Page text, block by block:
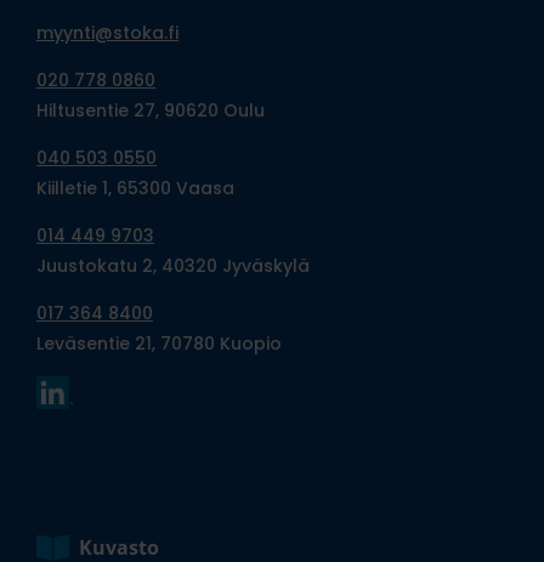
myynti@stoka.fi
020 778 0860
Hiltusentie 27, 90620 Oulu
040 503 0550
Kiilletie 1, 65300 Vaasa
014 449 9703
Juustokatu 2, 40320 Jyväskylä
017 364 8400
Leväsentie 21, 70780 Kuopio
Kuvasto